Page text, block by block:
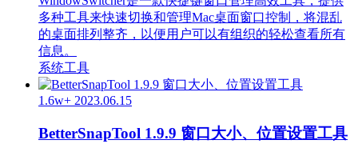
多种工具来快速切换和管理Mac桌面窗口控制，将混乱
的桌面排列整齐，以便用户可以有组织的轻松查看所有
信息。
系统工具
1.6w+ 2023.06.15
BetterSnapTool 1.9.9 窗口大小、位置设置工具